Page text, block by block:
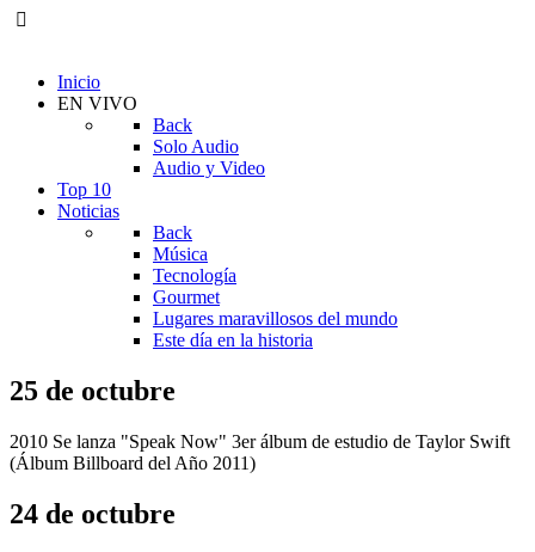
Inicio
EN VIVO
Back
Solo Audio
Audio y Video
Top 10
Noticias
Back
Música
Tecnología
Gourmet
Lugares maravillosos del mundo
Este día en la historia
25 de octubre
2010 Se lanza "Speak Now" 3er álbum de estudio de Taylor Swift
(Álbum Billboard del Año 2011)
24 de octubre